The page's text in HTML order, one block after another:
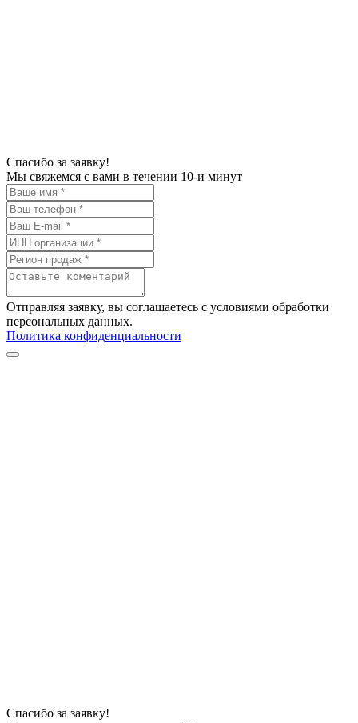
Спасибо за заявку!
Мы свяжемся с вами в течении 10-и минут
Отправляя заявку, вы соглашаетесь с условиями обработки
персональных данных.
Политика конфиденциальности
Спасибо за заявку!